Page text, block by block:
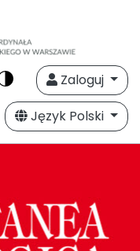
Zaloguj
Język Polski